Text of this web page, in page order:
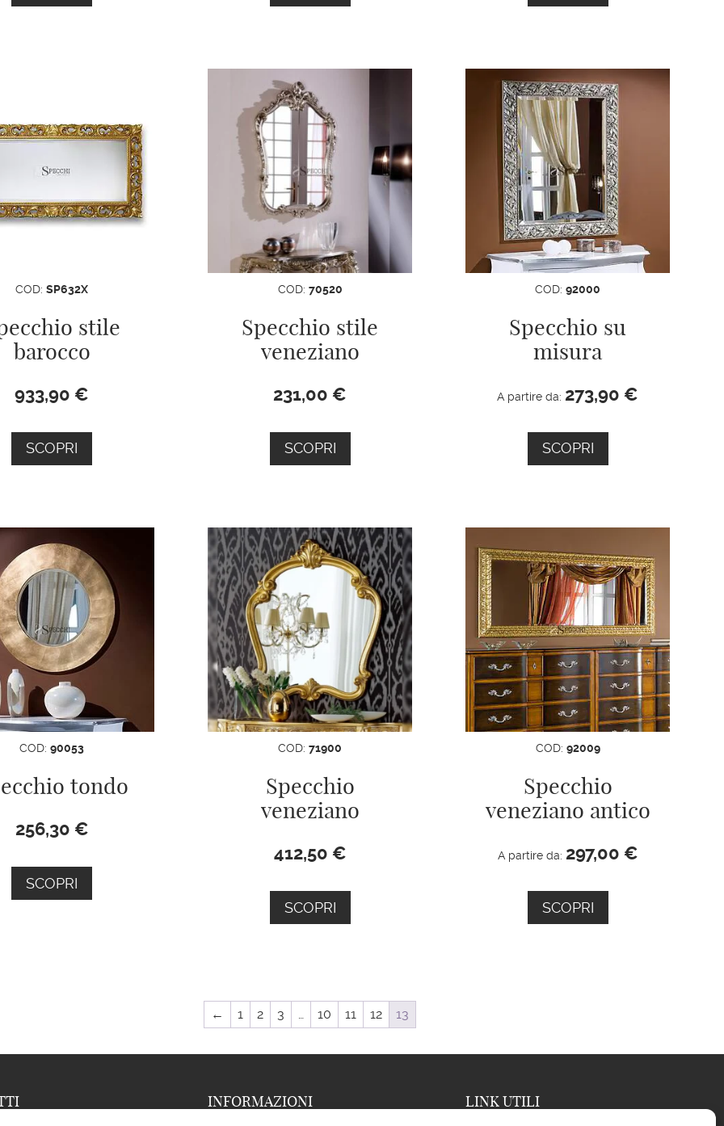
COD:SP632X
stile
barocco
933,90 €
SCOPRI
COD: 70520
Specchio stile
veneziano
231,00 €
SCOPRI
COD:92000
Specchio su
misura
A partire da: 273,90 €
SCOPRI
COD:90053
tondo
256,30 €
SCOPRI
COD: 71900
Specchio
veneziano
412,50 €
SCOPRI
COD: 92009
Specchio
veneziano antico
A partire da: 297,00 €
SCOPRI
← 1 2 3 10 11 12 13
INFORMAZIONI LINK UTILI